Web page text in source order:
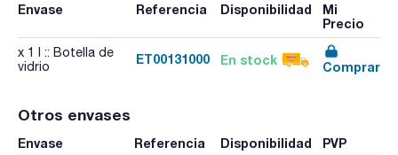
Envase Referencia Disponibilidad
Mi
Precio
x 1 l :: Botella de
vidrio
ET00131000 En stock Comprar
Otros envases
Envase Referencia Disponibilidad PVP